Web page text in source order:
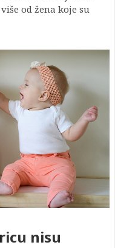
od žena koje su
nisu